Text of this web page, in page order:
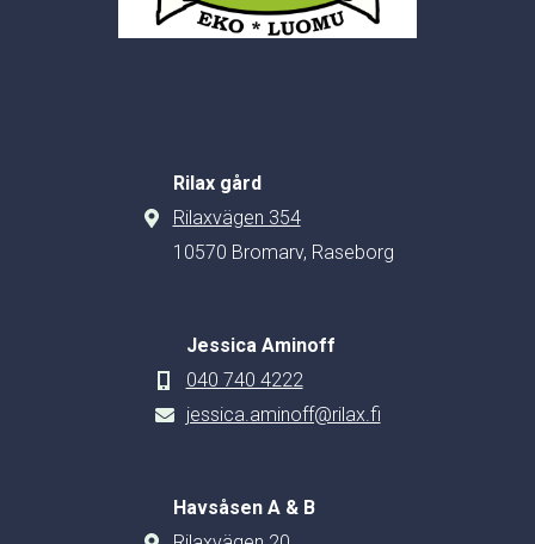
Rilax gård
Rilaxvägen 354
10570 Bromarv, Raseborg
Jessica Aminoff
040 740 4222
jessica.aminoff@rilax.fi
Havsåsen A & B